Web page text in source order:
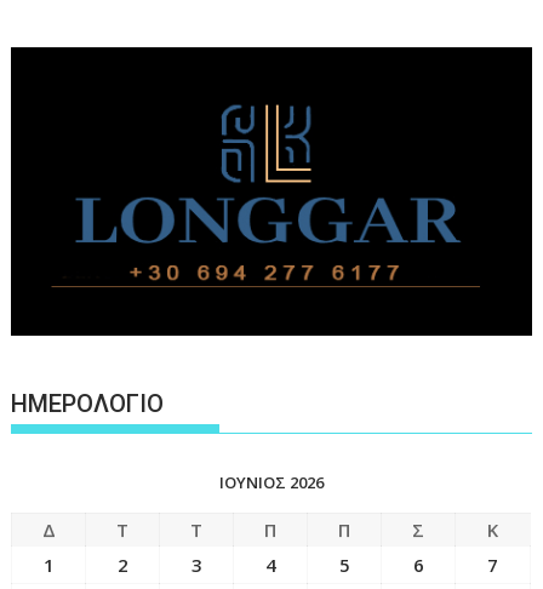
ΗΜΕΡΟΛΟΓΙΟ
ΙΟΎΝΙΟΣ 2026
Δ Τ Τ Π Π Σ
Κ
1
2 3 4 5 6
7